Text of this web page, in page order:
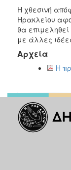
Η χθεσινή
Ηρακλείου
θα επιμεληθεί
με άλλες
Αρχεία
Η